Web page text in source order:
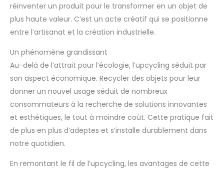
réinventer un produit pour le transformer en un objet de
plus haute valeur. C’est un acte créatif qui se positionne
entre l’artisanat et la création industrielle.
Un phénomène grandissant
Au-delà de l’attrait pour l’écologie, l’upcycling séduit par
son aspect économique. Recycler des objets pour leur
donner un nouvel usage séduit de nombreux
consommateurs à la recherche de solutions innovantes
et esthétiques, le tout à moindre coût. Cette pratique fait
de plus en plus d’adeptes et s’installe durablement dans
notre quotidien.
En remontant le fil de l’upcycling, les avantages de cette